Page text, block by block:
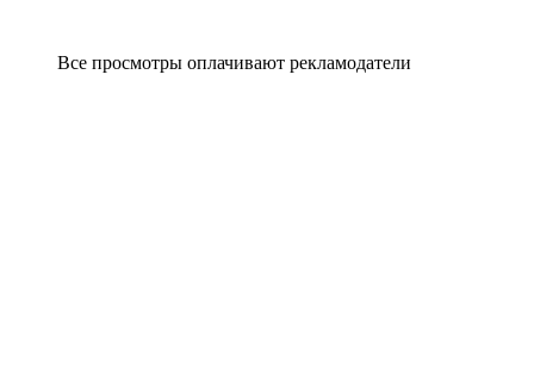
Все просмотры оплачивают рекламодатели